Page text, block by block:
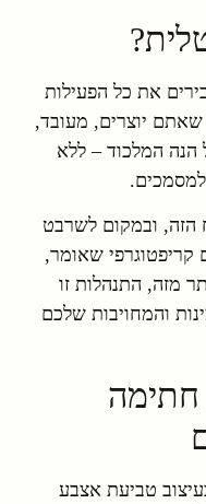
את כל הפעילות
יוצרים, מעובד,
המלכוד – ללא
הזה, ובמקום לשרבט
שאומר,
מזה, התנהלות זו
והמחויבות שלכם
חתימה
טביעת אצבע